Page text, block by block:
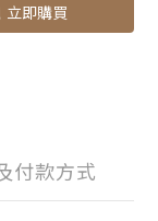
立即購買
付款方式